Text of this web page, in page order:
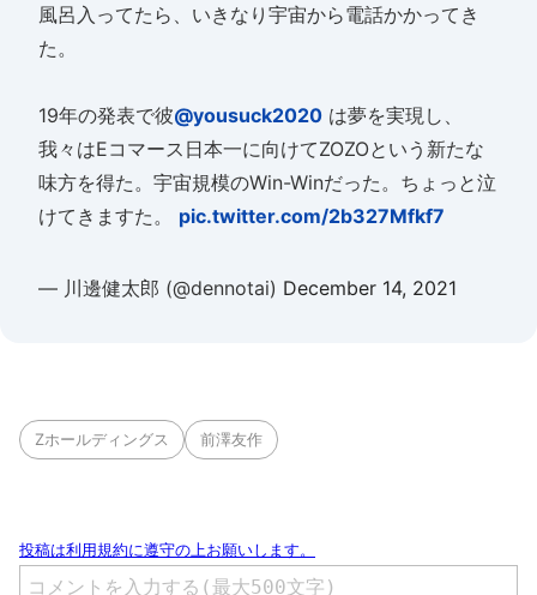
風呂入ってたら、いきなり宇宙から電話かかってき
た。
19年の発表で彼@yousuck2020 は夢を実現し、
我々はEコマース日本一に向けてZOZOという新たな
味方を得た。宇宙規模のWin-Winだった。ちょっと泣
けてきますた。 pic.twitter.com/2b327Mfkf7
— 川邊健太郎 (@dennotai) December 14, 2021
Zホールディングス 前澤友作